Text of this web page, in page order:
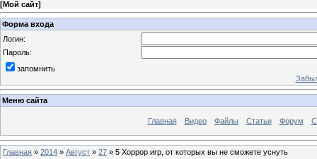
[Мой сайт]
Форма входа
Логин:
Пароль:
запомнить
Меню сайта
Главная Видео Файлы Статьи Форум
Главная » 2014 » Август » 27 » 5 Хоррор игр, от которых вы не сможете уснуть